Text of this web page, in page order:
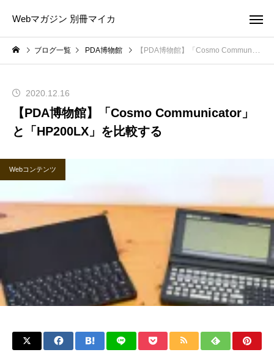
Webマガジン 別冊マイカ
ブログ一覧 PDA博物館 【PDA博物館】「Cosmo Communicator」と「HP200LX」を比較する
2020.12.16
【PDA博物館】「Cosmo Communicator」
と「HP200LX」を比較する
Webコンテンツ